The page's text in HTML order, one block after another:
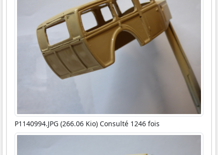
P1140994.JPG (266.06 Kio) Consulté 1246 fois